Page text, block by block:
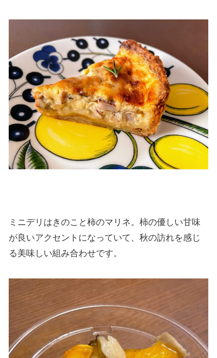
ミニデリはきのこと柿のマリネ。柿の優しい甘味
が良いアクセントになっていて、秋の訪れを感じ
る美味しい組み合わせです。